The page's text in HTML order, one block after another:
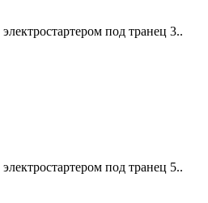
под транец 3..
под транец 5..